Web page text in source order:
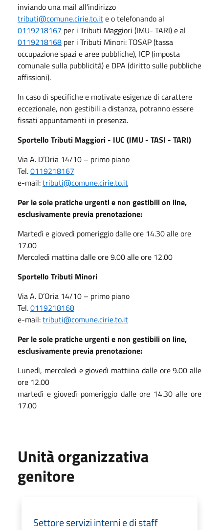
inviando una mail all'indirizzo
tributi@comune.cirie.to.ite o telefonando al
0119218167 per i Tributi Maggiori (IMU- TARI) e al
0119218168 per i Tributi Minori: TOSAP (tassa
occupazione spazi e aree pubbliche), ICP (imposta
comunale sulla pubblicità) e DPA (diritto sulle pubbliche
affissioni).
In caso di specifiche e motivate esigenze di carattere
eccezionale, non gestibili a distanza, potranno essere
fissati appuntamenti in presenza.
Sportello Tributi Maggiori - IUC (IMU - TASI - TARI)
Via A. D’Oria 14/10 – primo piano
Tel.0119218167
e-mail:tributi@comune.cirie.to.it
Per le sole pratiche urgenti e non gestibili on line,
esclusivamente previa prenotazione:
Martedì e giovedì pomeriggio dalle ore 14.30 alle ore
17.00
Mercoledì mattina dalle ore 9.00 alle ore 12.00
Sportello Tributi Minori
Via A. D’Oria 14/10 – primo piano
Tel.0119218168
e-mail:tributi@comune.cirie.to.it
Per le sole pratiche urgenti e non gestibili on line,
esclusivamente previa prenotazione:
Lunedì, mercoledì e giovedì mattiina dalle ore 9.00 alle
ore 12.00
martedì e giovedì pomeriggio dalle ore 14.30 alle ore
17.00
Unità organizzativa
genitore
Settore servizi interni e di staff